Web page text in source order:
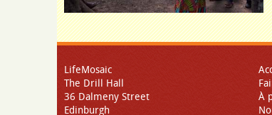
LifeMosaic
The Drill Hall
36 Dalmeny Street
Edinburgh
À